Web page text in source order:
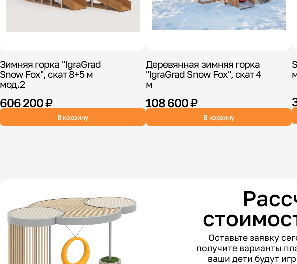
Зимняя горка "IgraGrad
Snow Fox", скат 8+5 м
мод.2
606 200 ₽
В корзину
Деревянная зимняя горка
"IgraGrad Snow Fox", скат 4
м
108 600 ₽
В корзину
Оставьте заявку
получите варианты
ваши дети будут